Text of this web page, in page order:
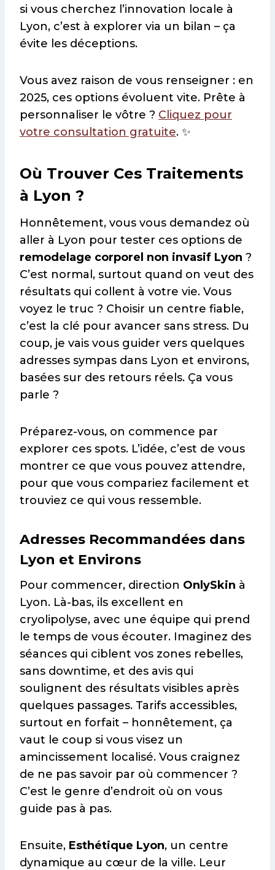
si vous cherchez l’innovation locale à
Lyon, c’est à explorer via un bilan – ça
évite les déceptions.
Vous avez raison de vous renseigner : en
2025, ces options évoluent vite. Prête à
personnaliser le vôtre ? Cliquez pour
votre consultation gratuite. ✨
Où Trouver Ces Traitements
à Lyon ?
Honnêtement, vous vous demandez où
aller à Lyon pour tester ces options de
remodelage corporel non invasif Lyon ?
C’est normal, surtout quand on veut des
résultats qui collent à votre vie. Vous
voyez le truc ? Choisir un centre fiable,
c’est la clé pour avancer sans stress. Du
coup, je vais vous guider vers quelques
adresses sympas dans Lyon et environs,
basées sur des retours réels. Ça vous
parle ?
Préparez-vous, on commence par
explorer ces spots. L’idée, c’est de vous
montrer ce que vous pouvez attendre,
pour que vous compariez facilement et
trouviez ce qui vous ressemble.
Adresses Recommandées dans
Lyon et Environs
Pour commencer, direction OnlySkin à
Lyon. Là-bas, ils excellent en
cryolipolyse, avec une équipe qui prend
le temps de vous écouter. Imaginez des
séances qui ciblent vos zones rebelles,
sans downtime, et des avis qui
soulignent des résultats visibles après
quelques passages. Tarifs accessibles,
surtout en forfait – honnêtement, ça
vaut le coup si vous visez un
amincissement localisé. Vous craignez
de ne pas savoir par où commencer ?
C’est le genre d’endroit où on vous
guide pas à pas.
Ensuite, Esthétique Lyon, un centre
dynamique au cœur de la ville. Leur